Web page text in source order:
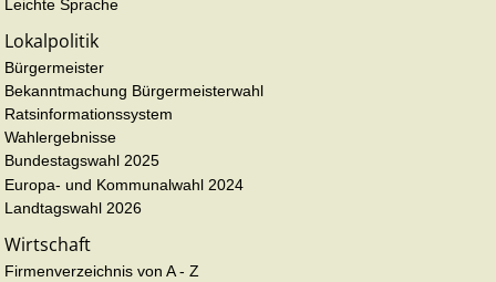
Leichte Sprache
Lokalpolitik
Bürgermeister
Bekanntmachung Bürgermeisterwahl
Ratsinformationssystem
Wahlergebnisse
Bundestagswahl 2025
Europa- und Kommunalwahl 2024
Landtagswahl 2026
Wirtschaft
Firmenverzeichnis von A - Z